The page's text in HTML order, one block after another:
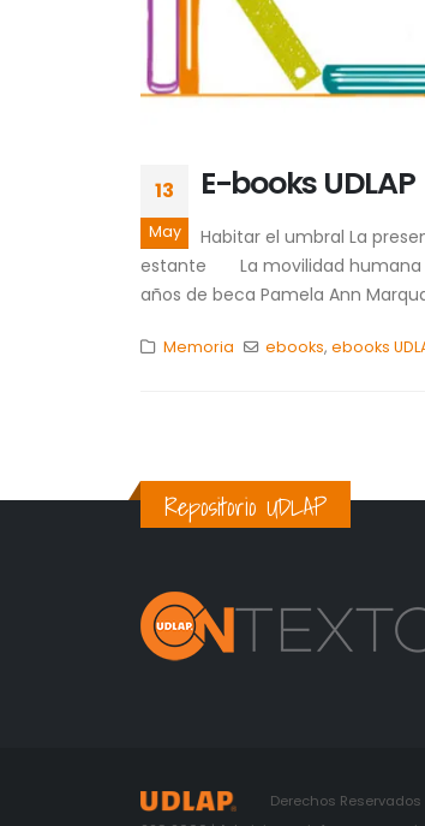
13
May
E-books UDLAP
Habitar el umbral La
estante La movilidad humana
años de beca Pamela Ann
Memoria ebooks,ebooks
Repositorio UDLAP
Derechos